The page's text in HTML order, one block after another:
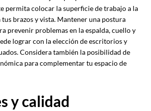
permita colocar la superficie de trabajo a la
brazos y vista. Mantener una postura
prevenir problemas en la espalda, cuello y
lograr con la elección de escritorios y
Considera también la posibilidad de
para complementar tu espacio de
y calidad